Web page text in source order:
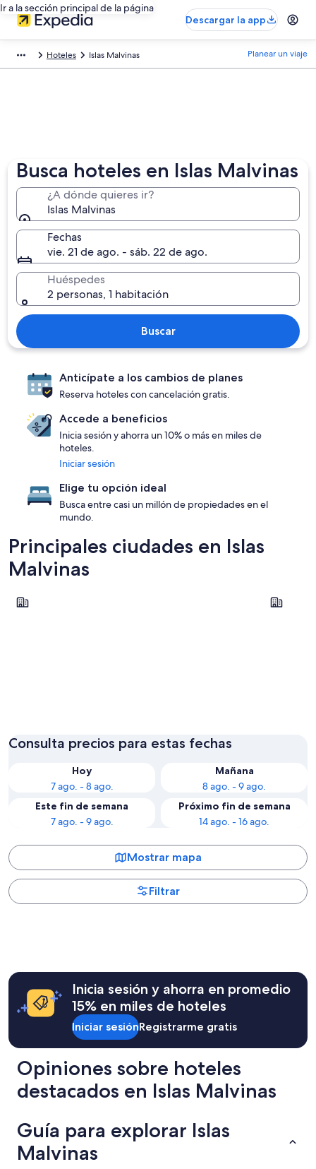
Ir a la sección principal de la página
Descargar la app
Hoteles Islas Malvinas Planear un viaje
Busca hoteles en Islas Malvinas
¿A dónde quieres ir?
Islas Malvinas
Fechas
vie. 21 de ago. - sáb. 22 de ago.
Huéspedes
2 personas, 1 habitación
Buscar
Anticípate a los cambios de planes
Reserva hoteles con cancelación gratis.
Accede a beneficios
Inicia sesión y ahorra un 10% o más en miles de
hoteles.
Iniciar sesión
Elige tu opción ideal
Busca entre casi un millón de propiedades en el
mundo.
Principales ciudades en Islas
Malvinas
Puerto Argentino
Puerto Argentino Port
Consulta precios para estas fechas
Hoy
7 ago. - 8 ago.
Mañana
8 ago. - 9 ago.
Este fin de semana
7 ago. - 9 ago.
Próximo fin de semana
14 ago. - 16 ago.
Mostrar mapa
Filtrar
Inicia sesión y ahorra en promedio
15% en miles de hoteles
Iniciar sesiónRegistrarme gratis
Opiniones sobre hoteles
destacados en Islas Malvinas
Guía para explorar Islas
Malvinas